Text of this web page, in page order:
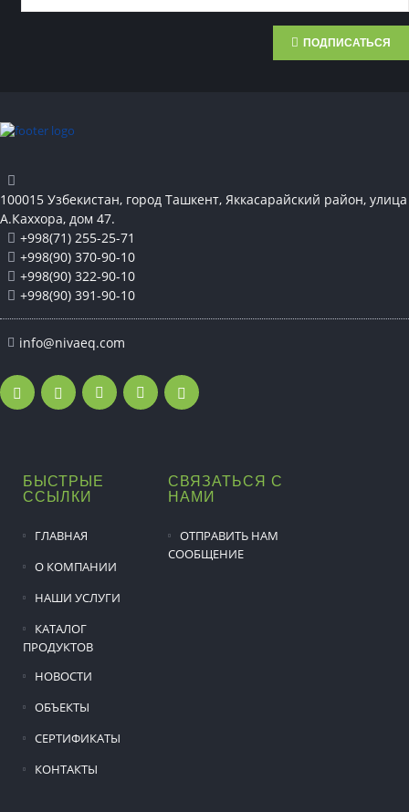
ПОДПИСАТЬСЯ
100015 Узбекистан, город Ташкент, Яккасарайский район, улица
А.Каххора, дом 47.
+998(71) 255-25-71
+998(90) 370-90-10
+998(90) 322-90-10
+998(90) 391-90-10
info@nivaeq.com
БЫСТРЫЕ
ССЫЛКИ
ГЛАВНАЯ
О КОМПАНИИ
НАШИ УСЛУГИ
КАТАЛОГ
ПРОДУКТОВ
НОВОСТИ
ОБЪЕКТЫ
СЕРТИФИКАТЫ
КОНТАКТЫ
СВЯЗАТЬСЯ С
НАМИ
ОТПРАВИТЬ НАМ
СООБЩЕНИЕ